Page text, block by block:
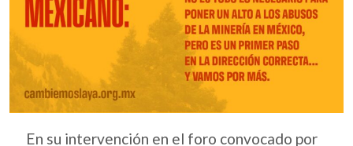
En su intervención en el foro convocado por